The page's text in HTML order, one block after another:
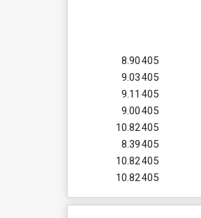
8.90405
9.03405
9.11 405
9.00405
10.82405
8.39405
10.82405
10.82405